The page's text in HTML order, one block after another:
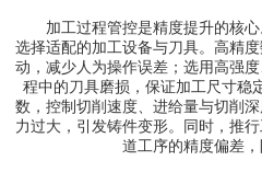
加工过程管控是精度提升的核心
选择适配的加工设备与刀具。高精
动，减少人为操作误差；选用高强
程中的刀具磨损，保证加工尺寸稳
数，控制切削速度、进给量与切削
力过大，引发铸件变形。同时，推
道工序的精度偏差，